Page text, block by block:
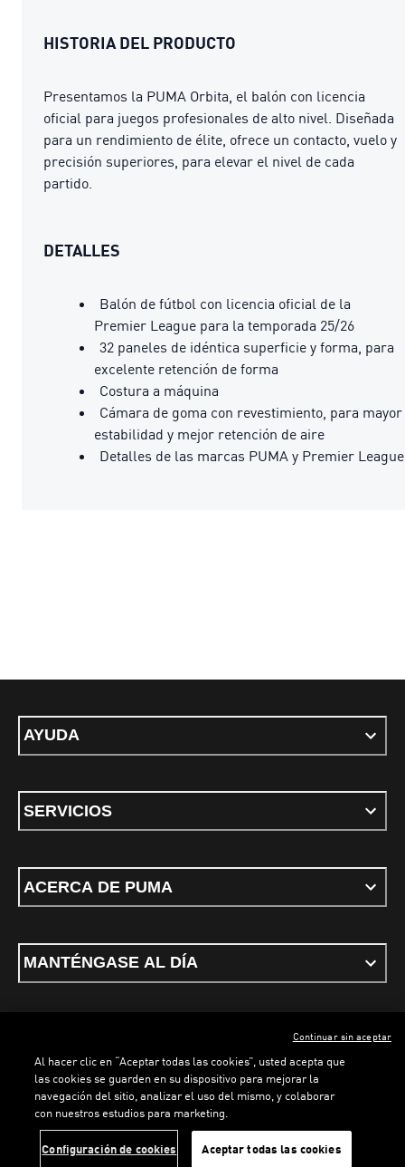
LOADING...
HISTORIA DEL PRODUCTO
Presentamos la PUMA Orbita, el balón con licencia
oficial para juegos profesionales de alto nivel. Diseñada
para un rendimiento de élite, ofrece un contacto, vuelo y
precisión superiores, para elevar el nivel de cada
partido.
DETALLES
Balón de fútbol con licencia oficial de la
Premier League para la temporada 25/26
32 paneles de idéntica superficie y forma, para
excelente retención de forma
Costura a máquina
Cámara de goma con revestimiento, para mayor
estabilidad y mejor retención de aire
Detalles de las marcas PUMA y Premier League
AYUDA
SERVICIOS
ACERCA DE PUMA
MANTÉNGASE AL DÍA
Términos y condicionesPolítica de Privacidad
ESPAÑOL
PUMA, 2026. Todos los derechos reservados
Al hacer clic en “Aceptar todas las cookies”, usted acepta que
las cookies se guarden en su dispositivo para mejorar la
navegación del sitio, analizar el uso del mismo, y colaborar
con nuestros estudios para marketing.
Configuración de cookies Aceptar todas las cookies
Continuar sin aceptar